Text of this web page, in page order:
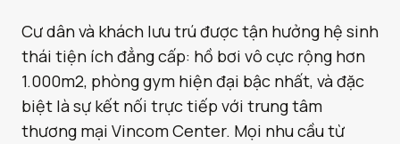
Cư dân và khách lưu trú được tận hưởng hệ sinh
thái tiện ích đẳng cấp: hồ bơi vô cực rộng hơn
1.000m2, phòng gym hiện đại bậc nhất, và đặc
biệt là sự kết nối trực tiếp với trung tâm
thương mại Vincom Center. Mọi nhu cầu từ